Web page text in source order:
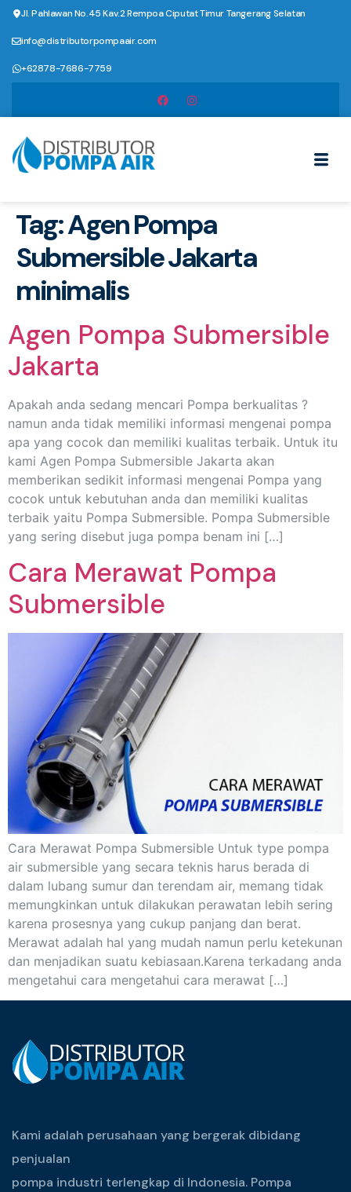
Jl. Pahlawan No.45 Kav.2 Rempoa Ciputat Timur Tangerang Selatan
info@distributorpompaair.com
+62878-7686-7759
Tag:Agen Pompa
Submersible Jakarta
minimalis
Agen Pompa Submersible
Jakarta
Apakah anda sedang mencari Pompa berkualitas ?
namun anda tidak memiliki informasi mengenai pompa
apa yang cocok dan memiliki kualitas terbaik. Untuk itu
kami Agen Pompa Submersible Jakarta akan
memberikan sedikit informasi mengenai Pompa yang
cocok untuk kebutuhan anda dan memiliki kualitas
terbaik yaitu Pompa Submersible. Pompa Submersible
yang sering disebut juga pompa benam ini […]
Cara Merawat Pompa
Submersible
Cara Merawat Pompa Submersible Untuk type pompa
air submersible yang secara teknis harus berada di
dalam lubang sumur dan terendam air, memang tidak
memungkinkan untuk dilakukan perawatan lebih sering
karena prosesnya yang cukup panjang dan berat.
Merawat adalah hal yang mudah namun perlu ketekunan
dan menjadikan suatu kebiasaan.Karena terkadang anda
mengetahui cara mengetahui cara merawat […]
Kami adalah perusahaan yang bergerak dibidang
penjualan
pompa industri terlengkap di Indonesia. Pompa